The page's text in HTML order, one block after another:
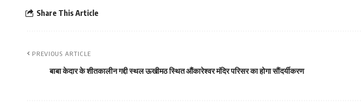
Share This Article
PREVIOUS ARTICLE
बाबा केदार के शीतकालीन गद्दी स्थल ऊखीमठ स्थित औंकारेश्वर मंदिर परिसर का होगा सौंदर्यीकरण